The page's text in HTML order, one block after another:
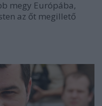
megy Európába,
az őt megillető